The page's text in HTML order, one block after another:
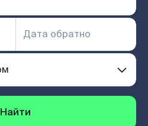
Найти